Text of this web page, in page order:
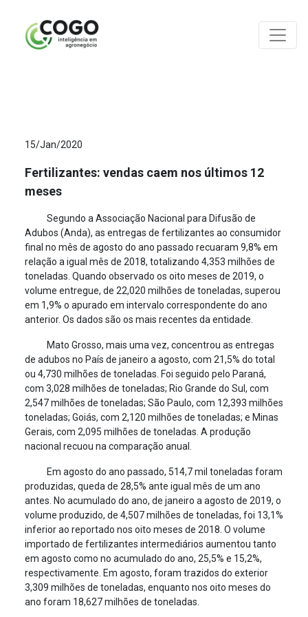
15/Jan/2020
Fertilizantes: vendas caem nos últimos 12
meses
Segundo a Associação Nacional para Difusão de
Adubos (Anda), as entregas de fertilizantes ao consumidor
final no mês de agosto do ano passado recuaram 9,8% em
relação a igual mês de 2018, totalizando 4,353 milhões de
toneladas. Quando observado os oito meses de 2019, o
volume entregue, de 22,020 milhões de toneladas, superou
em 1,9% o apurado em intervalo correspondente do ano
anterior. Os dados são os mais recentes da entidade.
Mato Grosso, mais uma vez, concentrou as entregas
de adubos no País de janeiro a agosto, com 21,5% do total
ou 4,730 milhões de toneladas. Foi seguido pelo Paraná,
com 3,028 milhões de toneladas; Rio Grande do Sul, com
2,547 milhões de toneladas; São Paulo, com 12,393 milhões
toneladas; Goiás, com 2,120 milhões de toneladas; e Minas
Gerais, com 2,095 milhões de toneladas. A produção
nacional recuou na comparação anual.
Em agosto do ano passado, 514,7 mil toneladas foram
produzidas, queda de 28,5% ante igual mês de um ano
antes. No acumulado do ano, de janeiro a agosto de 2019, o
volume produzido, de 4,507 milhões de toneladas, foi 13,1%
inferior ao reportado nos oito meses de 2018. O volume
importado de fertilizantes intermediários aumentou tanto
em agosto como no acumulado do ano, 25,5% e 15,2%,
respectivamente. Em agosto, foram trazidos do exterior
3,309 milhões de toneladas, enquanto nos oito meses do
ano foram 18,627 milhões de toneladas.